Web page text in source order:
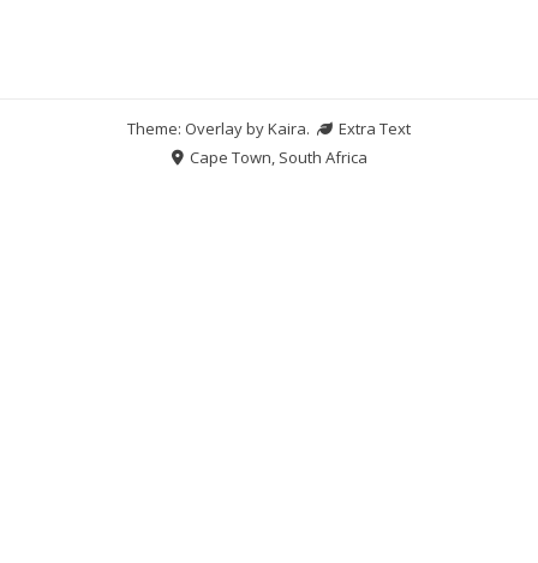
Theme: Overlay byKaira.
Extra Text
Cape Town, South Africa